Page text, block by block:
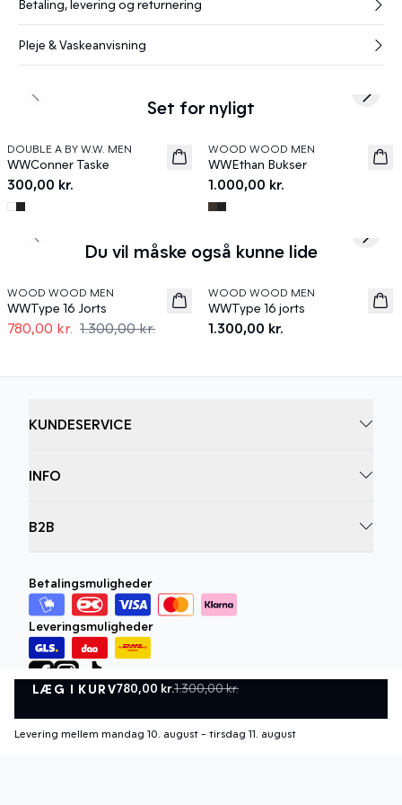
LÆG I KURV780,00 kr.1.300,00 kr.
LÆG I KURV
Levering mellem mandag 10. august - tirsdag 11. august
Betaling, levering og returnering
Pleje & Vaskeanvisning
Set for nyligt
News
DOUBLE A BY W.W. MEN
WWConner Taske
300,00 kr.
News
WOOD WOOD MEN
WWEthan Bukser
1.000,00 kr.
Previous slide Next
Du vil måske også kunne lide
WOOD WOOD MEN
WWType 16 Jorts
780,00 kr. 1.300,00 kr.
News
WOOD WOOD MEN
WWType 16 jorts
1.300,00 kr.
Previous slide Next
KUNDESERVICE
INFO
B2B
Betalingsmuligheder
Leveringsmuligheder
Privatlivspolitik Vilkår og betingelser